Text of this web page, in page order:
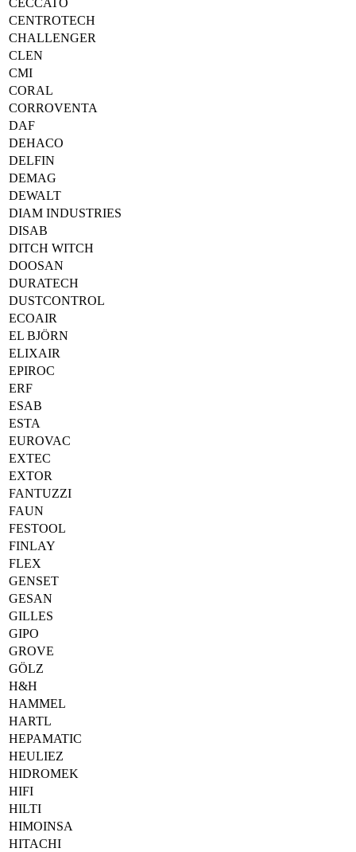
CENTROTECH
CHALLENGER
CLEN
CMI
CORAL
CORROVENTA
DAF
DEHACO
DELFIN
DEMAG
DEWALT
DIAM INDUSTRIES
DISAB
DITCH WITCH
DOOSAN
DURATECH
DUSTCONTROL
ECOAIR
EL BJÖRN
ELIXAIR
EPIROC
ERF
ESAB
ESTA
EUROVAC
EXTEC
EXTOR
FANTUZZI
FAUN
FESTOOL
FINLAY
FLEX
GENSET
GESAN
GILLES
GIPO
GROVE
GÖLZ
H&H
HAMMEL
HARTL
HEPAMATIC
HEULIEZ
HIDROMEK
HIFI
HILTI
HIMOINSA
HITACHI